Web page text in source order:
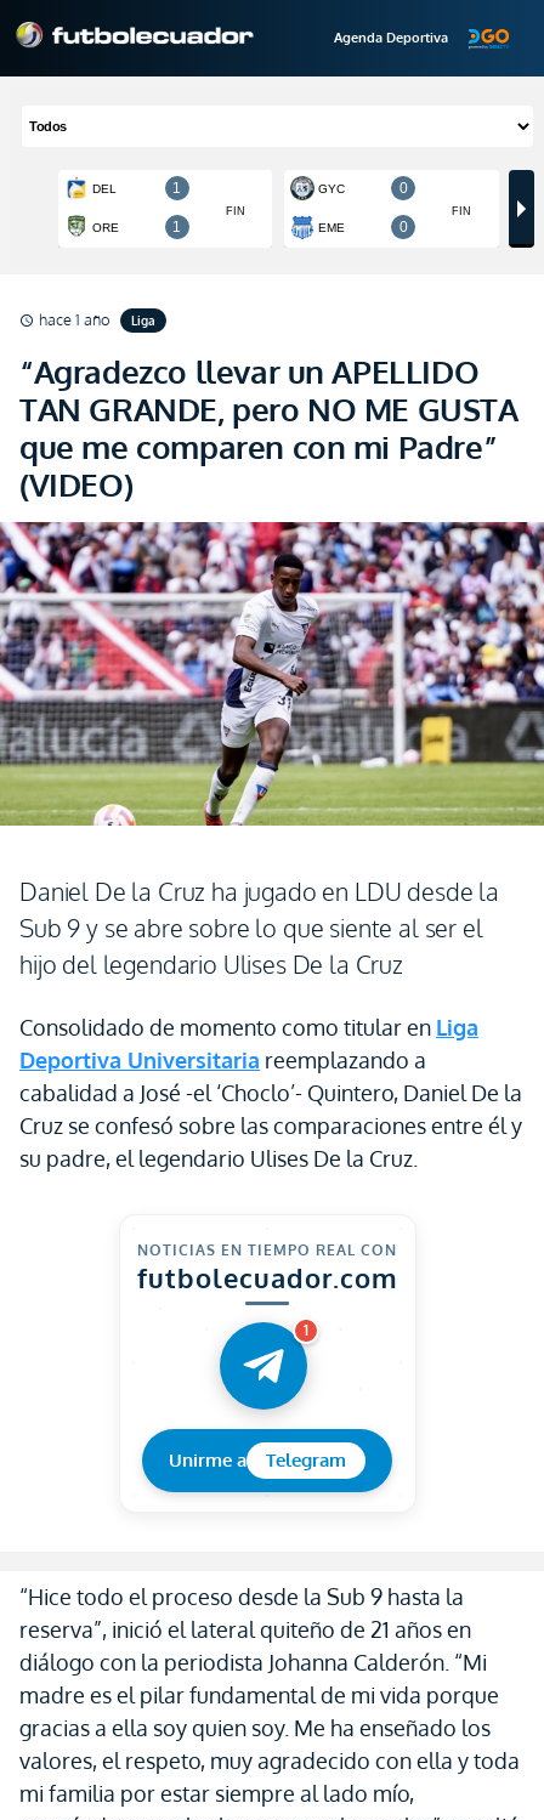
Agenda Deportiva
schedule hace 1 año Liga
“Agradezco llevar un APELLIDO
TAN GRANDE, pero NO ME GUSTA
que me comparen con mi Padre”
(VIDEO)
Daniel De la Cruz ha jugado en LDU desde la
Sub 9 y se abre sobre lo que siente al ser el
hijo del legendario Ulises De la Cruz
Consolidado de momento como titular en Liga
Deportiva Universitaria reemplazando a
cabalidad a José -el ‘Choclo’- Quintero, Daniel De la
Cruz se confesó sobre las comparaciones entre él y
su padre, el legendario Ulises De la Cruz.
NOTICIAS EN TIEMPO REAL CON
futbolecuador.com
1
Unirme a Telegram
“Hice todo el proceso desde la Sub 9 hasta la
reserva”, inició el lateral quiteño de 21 años en
diálogo con la periodista Johanna Calderón. “Mi
madre es el pilar fundamental de mi vida porque
gracias a ella soy quien soy. Me ha enseñado los
valores, el respeto, muy agradecido con ella y toda
mi familia por estar siempre al lado mío,